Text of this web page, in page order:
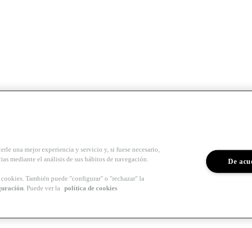
para arquitectos y profesionales del sector del
una mejor experiencia y servicio y, si fuese necesario,
mediante el análisis de sus hábitos de navegación.
También puede "configurar" o "rechazar" la
. Puede ver la política de cookies
De